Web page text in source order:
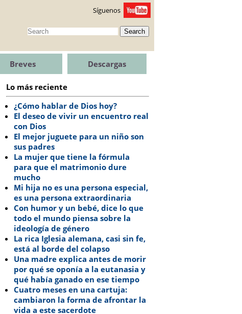
Síguenos
Search
Breves Descargas
Lo más reciente
¿Cómo hablar de Dios hoy?
El deseo de vivir un encuentro real
con Dios
El mejor juguete para un niño son
sus padres
La mujer que tiene la fórmula
para que el matrimonio dure
mucho
Mi hija no es una persona especial,
es una persona extraordinaria
Con humor y un bebé, dice lo que
todo el mundo piensa sobre la
ideología de género
La rica Iglesia alemana, casi sin fe,
está al borde del colapso
Una madre explica antes de morir
por qué se oponía a la eutanasia y
qué había ganado en ese tiempo
Cuatro meses en una cartuja:
cambiaron la forma de afrontar la
vida a este sacerdote